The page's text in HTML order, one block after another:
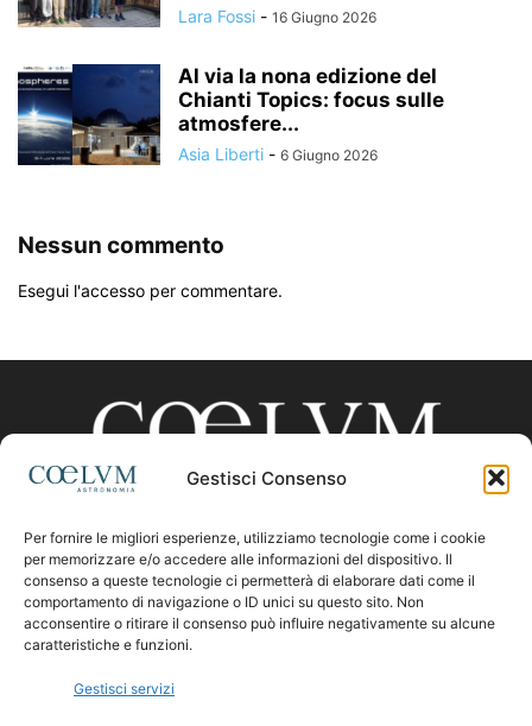
Gestisci Consenso
Per fornire le migliori esperienze, utilizziamo tecnologie come i cookie
per memorizzare e/o accedere alle informazioni del dispositivo. Il
consenso a queste tecnologie ci permetterà di elaborare dati come il
comportamento di navigazione o ID unici su questo sito. Non
acconsentire o ritirare il consenso può influire negativamente su alcune
caratteristiche e funzioni.
Gestisci servizi
Lara Fossi - 16 Giugno 2026
Al via la nona edizione del
Chianti Topics: focus sulle
atmosfere...
Asia Liberti - 6 Giugno 2026
Nessun commento
Esegui l'accesso per commentare.
CHI SIAMO
Contattaci:coelumastro@coelum.com